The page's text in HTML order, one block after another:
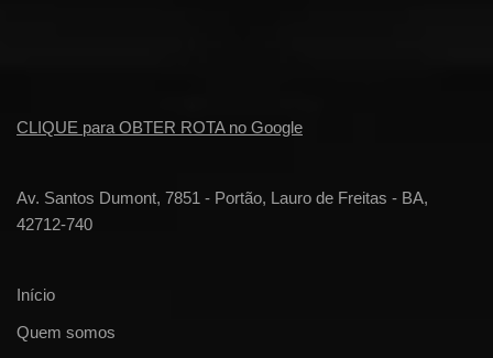
CLIQUE para OBTER ROTA no Google
Av. Santos Dumont, 7851 - Portão, Lauro de Freitas - BA,
42712-740
Início
Quem somos